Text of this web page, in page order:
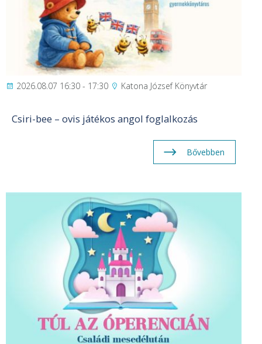
2026.08.07 16:30 - 17:30 Katona József Könyvtár
Csiri-bee – ovis játékos angol foglalkozás
Bővebben